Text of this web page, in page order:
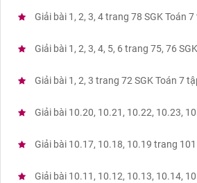
Giải bài 1, 2, 3, 4 trang 78 SGK Toán 7
Giải bài 1, 2, 3, 4, 5, 6 trang 75, 76
Giải bài 1, 2, 3 trang 72 SGK Toán 7
Giải bài 10.20, 10.21, 10.22, 10.23,
Giải bài 10.17, 10.18, 10.19 trang 101
Giải bài 10.11, 10.12, 10.13, 10.14,